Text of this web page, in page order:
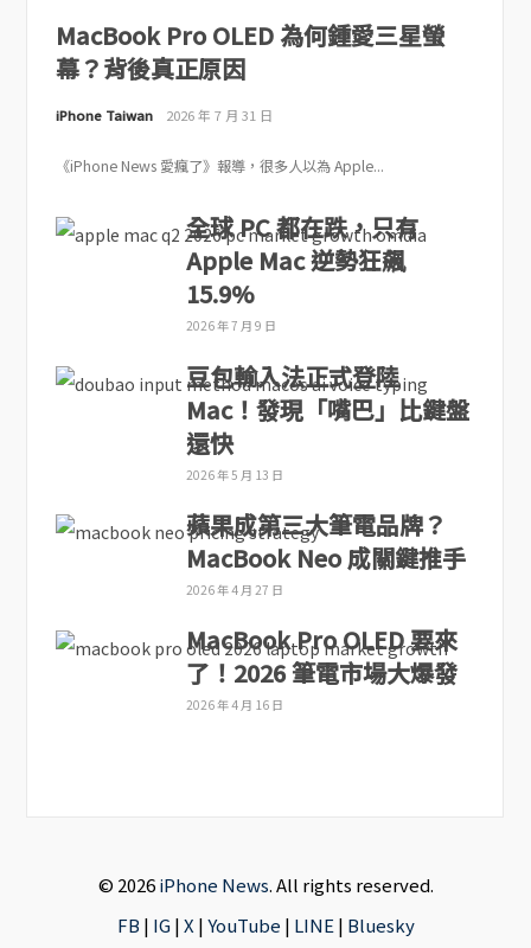
MacBook Pro OLED 為何鍾愛三星螢
幕？背後真正原因
iPhone Taiwan 2026 年 7 月 31 日
《iPhone News 愛瘋了》報導，很多人以為 Apple...
全球 PC 都在跌，只有
Apple Mac 逆勢狂飆
15.9%
2026 年 7 月 9 日
豆包輸入法正式登陸
Mac！發現「嘴巴」比鍵盤
還快
2026 年 5 月 13 日
蘋果成第三大筆電品牌？
MacBook Neo 成關鍵推手
2026 年 4 月 27 日
MacBook Pro OLED 要來
了！2026 筆電市場大爆發
2026 年 4 月 16 日
© 2026iPhone News. All rights reserved.
FB | IG|X |YouTube | LINE | Bluesky